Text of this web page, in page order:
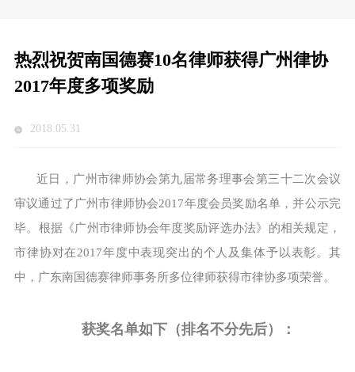
热烈祝贺南国德赛10名律师获得广州律协
2017年度多项奖励
2018.05.31
近日，广州市律师协会第九届常务理事会第三十二次会议
审议通过了广州市律师协会2017年度会员奖励名单，并公示完
毕。根据《广州市律师协会年度奖励评选办法》的相关规定，
市律协对在2017年度中表现突出的个人及集体予以表彰。其
中，广东南国德赛律师事务所多位律师获得市律协多项荣誉。
获奖名单如下（排名不分先后）：